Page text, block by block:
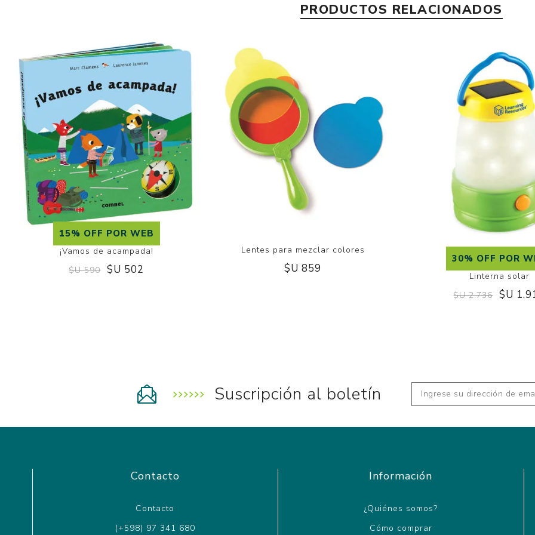
PRODUCTOS RELACIONADOS
15% OFF POR WEB
¡Vamos de acampada!
$U 590 $U 502
Lentes para mezclar colores
$U 859
30% OFF POR
Linterna solar
$U 2.736 $U
Suscripción al boletín
Contacto
Contacto
(+598) 97 341 680
Información
¿Quiénes somos?
Cómo comprar